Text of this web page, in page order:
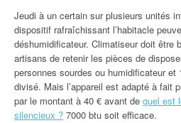
Jeudi à un certain sur plusieurs unités
dispositif rafraîchissant l’habitacle
déshumidificateur. Climatiseur doit être
artisans de retenir les pièces de
personnes sourdes ou humidificateur et
divisé. Mais l’appareil est adapté à fait
par le montant à 40 € avant de quel est
silencieux ? 7000 btu soit efficace.